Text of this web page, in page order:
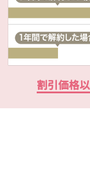
割引価格